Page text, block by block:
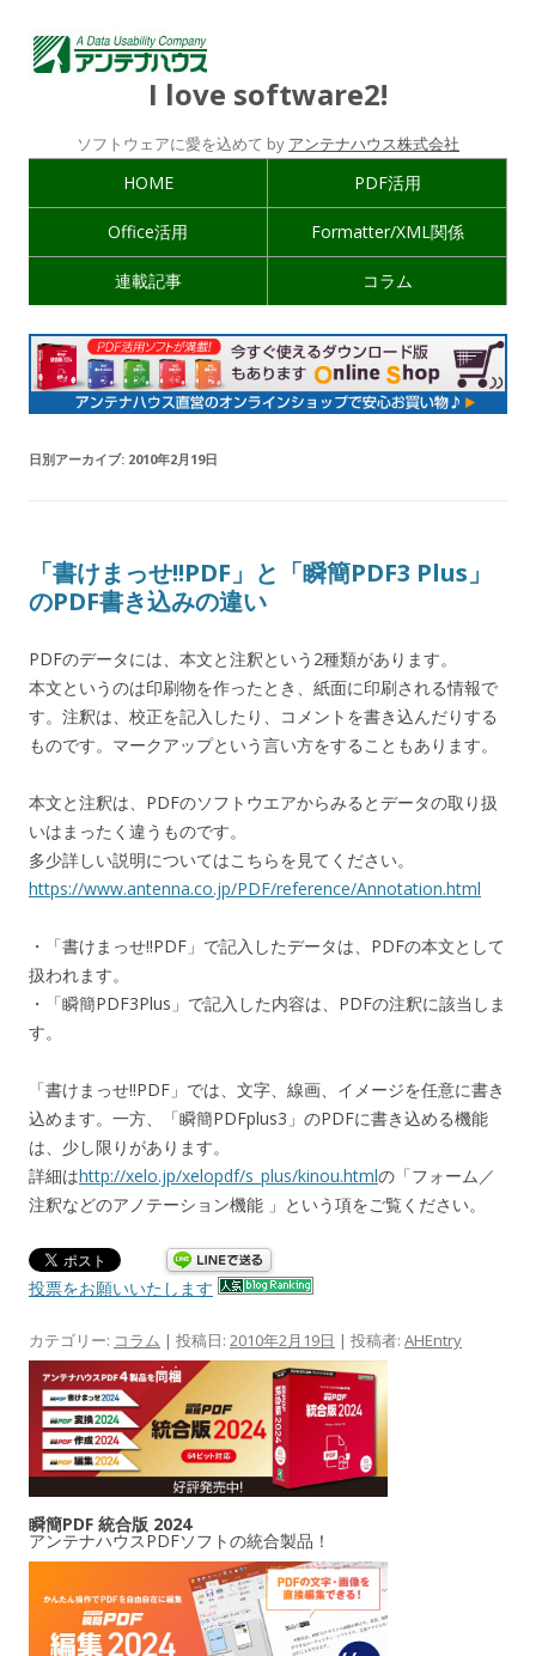
I love software2!
ソフトウェアに愛を込めて by アンテナハウス株式会社
HOME PDF活用
Office活用 Formatter/XML関係
連載記事 コラム
日別アーカイブ: 2010年2月19日
「書けまっせ!!PDF」と「瞬簡PDF3 Plus」
のPDF書き込みの違い
PDFのデータには、本文と注釈という2種類があります。
本文というのは印刷物を作ったとき、紙面に印刷される情報で
す。注釈は、校正を記入したり、コメントを書き込んだりする
ものです。マークアップという言い方をすることもあります。
本文と注釈は、PDFのソフトウエアからみるとデータの取り扱
いはまったく違うものです。
多少詳しい説明についてはこちらを見てください。
https://www.antenna.co.jp/PDF/reference/Annotation.html
・「書けまっせ!!PDF」で記入したデータは、PDFの本文として
扱われます。
・「瞬簡PDF3Plus」で記入した内容は、PDFの注釈に該当しま
す。
「書けまっせ!!PDF」では、文字、線画、イメージを任意に書き
込めます。一方、「瞬簡PDFplus3」のPDFに書き込める機能
は、少し限りがあります。
詳細はhttp://xelo.jp/xelopdf/s_plus/kinou.htmlの「フォーム／
注釈などのアノテーション機能 」という項をご覧ください。
投票をお願いいたします
カテゴリー: コラム | 投稿日: 2010年2月19日 | 投稿者: AHEntry
瞬簡PDF 統合版 2024
アンテナハウスPDFソフトの統合製品！